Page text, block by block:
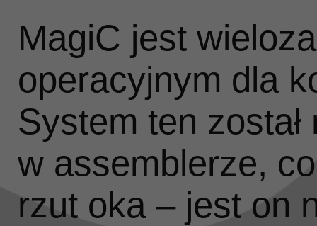
MagiC jest
operacyjnym dla
System ten
w assemblerze,
rzut oka – jest on